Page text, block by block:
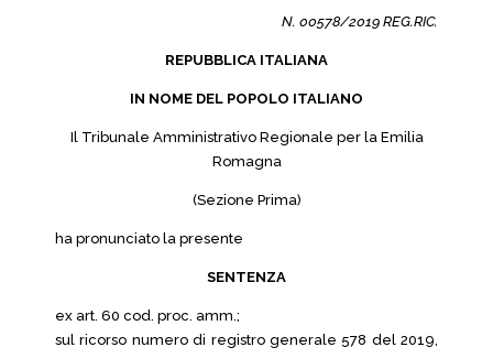
N. 00578/2019 REG.RIC.
REPUBBLICA ITALIANA
IN NOME DEL POPOLO ITALIANO
Il Tribunale Amministrativo Regionale per la Emilia
Romagna
(Sezione Prima)
ha pronunciato la presente
SENTENZA
ex art. 60 cod. proc. amm.;
sul ricorso numero di registro generale 578 del 2019,